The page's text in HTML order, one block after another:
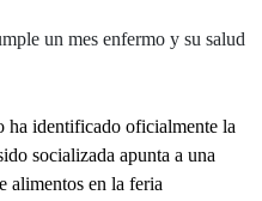
un mes enfermo y su salud
ha identificado oficialmente la
socializada apunta a una
alimentos en la feria